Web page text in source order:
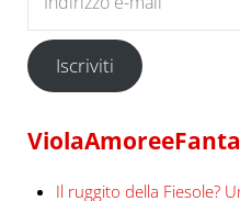
Iscriviti
Il ruggito della Fiesole?